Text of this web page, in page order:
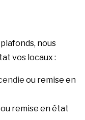
nous
vos locaux :
ou remise en
remise en état